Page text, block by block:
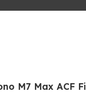
M7 Max ACF